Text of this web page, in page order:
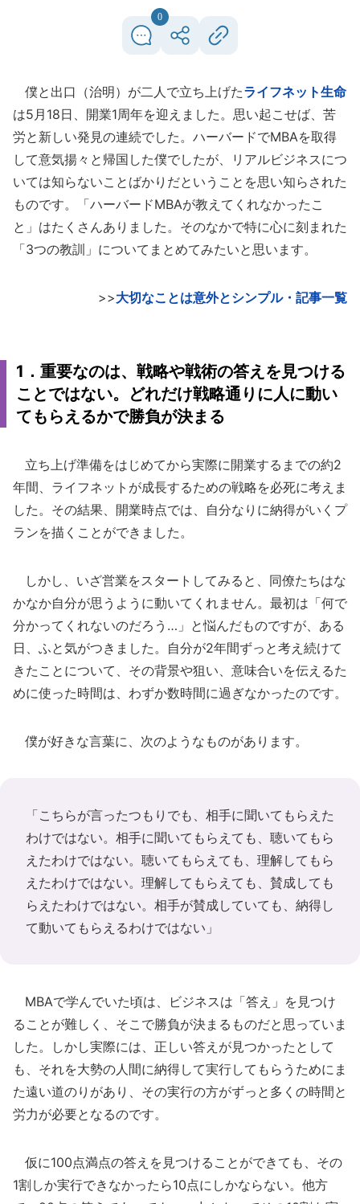
0
僕と出口（治明）が二人で立ち上げたライフネット生命
は5月18日、開業1周年を迎えました。思い起こせば、苦
労と新しい発見の連続でした。ハーバードでMBAを取得
して意気揚々と帰国した僕でしたが、リアルビジネスにつ
いては知らないことばかりだということを思い知らされた
ものです。「ハーバードMBAが教えてくれなかったこ
と」はたくさんありました。そのなかで特に心に刻まれた
「3つの教訓」についてまとめてみたいと思います。
>>大切なことは意外とシンプル・記事一覧
1．重要なのは、戦略や戦術の答えを見つける
ことではない。どれだけ戦略通りに人に動い
てもらえるかで勝負が決まる
立ち上げ準備をはじめてから実際に開業するまでの約2
年間、ライフネットが成長するための戦略を必死に考えま
した。その結果、開業時点では、自分なりに納得がいくプ
ランを描くことができました。
しかし、いざ営業をスタートしてみると、同僚たちはな
かなか自分が思うように動いてくれません。最初は「何で
分かってくれないのだろう…」と悩んだものですが、ある
日、ふと気がつきました。自分が2年間ずっと考え続けて
きたことについて、その背景や狙い、意味合いを伝えるた
めに使った時間は、わずか数時間に過ぎなかったのです。
僕が好きな言葉に、次のようなものがあります。
「こちらが言ったつもりでも、相手に聞いてもらえた
わけではない。相手に聞いてもらえても、聴いてもら
えたわけではない。聴いてもらえても、理解してもら
えたわけではない。理解してもらえても、賛成しても
らえたわけではない。相手が賛成していても、納得し
て動いてもらえるわけではない」
MBAで学んでいた頃は、ビジネスは「答え」を見つけ
ることが難しく、そこで勝負が決まるものだと思っていま
した。しかし実際には、正しい答えが見つかったとして
も、それを大勢の人間に納得して実行してもらうためにま
た遠い道のりがあり、その実行の方がずっと多くの時間と
労力が必要となるのです。
仮に100点満点の答えを見つけることができても、その
1割しか実行できなかったら10点にしかならない。他方